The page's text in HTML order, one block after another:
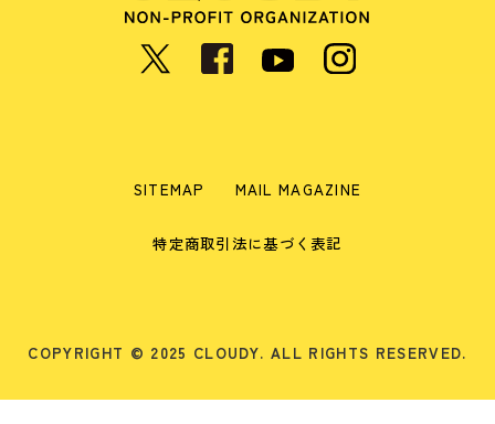
SITEMAP MAIL MAGAZINE
特定商取引法に基づく表記
COPYRIGHT © 2025 CLOUDY. ALL RIGHTS RESERVED.